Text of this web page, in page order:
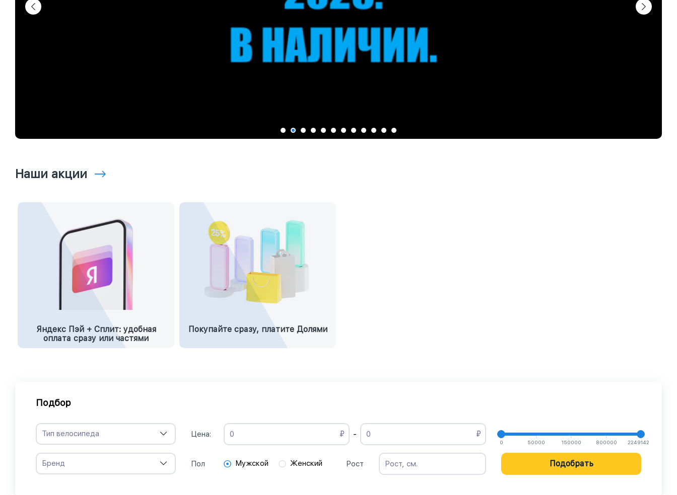
Наши акции
Яндекс Пэй + Сплит: удобная
оплата сразу или частями
Покупайте сразу, платите Долями
Подбор
Тип велосипеда Цена: ₽ - ₽
Пол Мужской Женский
Бренд
0 50000 150000 800000 2249142
Рост Подобрать